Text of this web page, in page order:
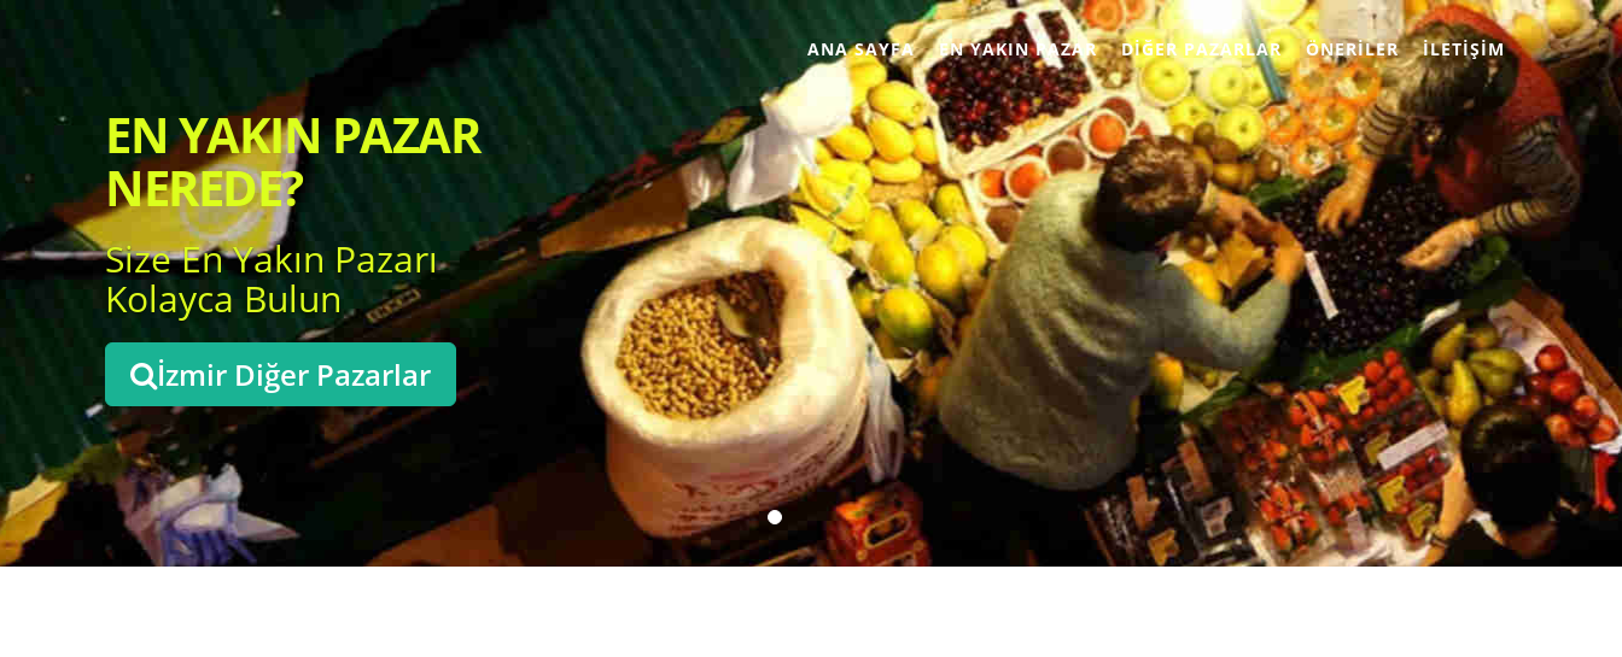
ANA SAYFA EN YAKIN PAZAR DIĞER PAZARLAR ÖNERILER İLETIŞIM
EN YAKIN PAZAR
NEREDE?
Size En Yakın Pazarı
Kolayca Bulun
İzmir Diğer Pazarlar